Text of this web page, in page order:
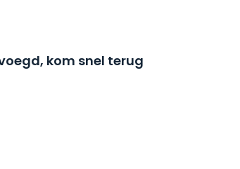
kom snel terug